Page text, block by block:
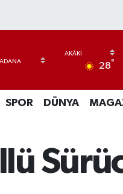
28°
SPOR DÜNYA